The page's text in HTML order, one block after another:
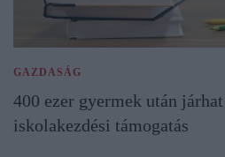
GAZDASÁG
400 ezer gyermek után
iskolakezdési támogatás